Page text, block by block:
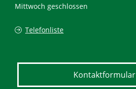
Mittwoch geschlossen
Telefonliste
Kontaktformular